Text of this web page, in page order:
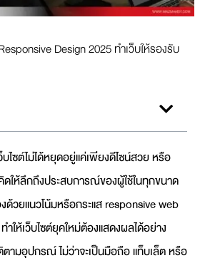
Design 2025 ทำเว็บให้รองรับ
ไซต์ไม่ได้หยุดอยู่แค่เพียงดีไซน์สวย หรือ
ดให้ลึกถึงประสบการณ์ของผู้ใช้ในทุกขนาด
ด้วยแนวโน้มหรือกระแสresponsive web
ให้เว็บไซต์ยุคใหม่ต้องแสดงผลได้อย่าง
ามอุปกรณ์ ไม่ว่าจะเป็นมือถือ แท็บเล็ต หรือ